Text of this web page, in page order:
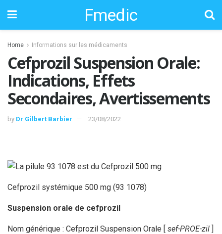
Fmedic
Home Informations sur les médicaments
Cefprozil Suspension Orale:
Indications, Effets
Secondaires, Avertissements
by Dr Gilbert Barbier 23/08/2022
Cefprozil systémique 500 mg (93 1078)
Suspension orale de cefprozil
Nom générique : Cefprozil Suspension Orale [ sef-PROE-zil ]